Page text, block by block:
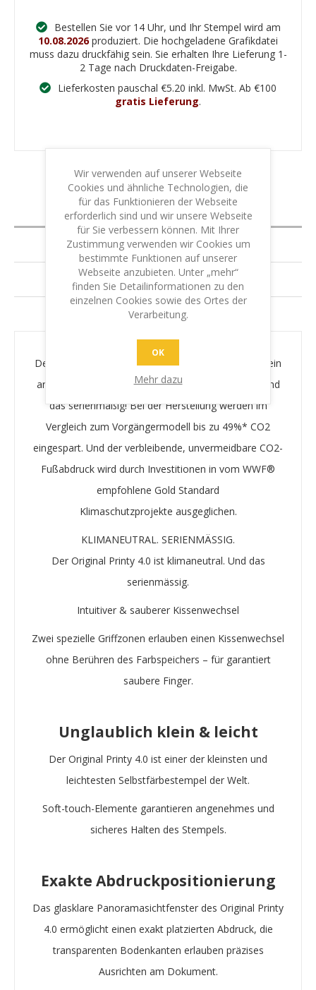
Bestellen Sie vor 14 Uhr, und Ihr Stempel wird am
10.08.2026produziert. Die hochgeladene Grafikdatei
muss dazu druckfähig sein. Sie erhalten Ihre Lieferung 1-
2 Tage nach Druckdaten-Freigabe.
Lieferkosten pauschal €5.20 inkl. MwSt. Ab €100
gratis Lieferung.
BESCHREIBUNG
SPEZIFIZIERUNG
GARANTIE & LEISTUNG
IHR SCHUTZ - IHRE SICHERHEIT
Der Original Printy 4.0 beeindruckt nicht nur durch sein
ansprechendes Design – er ist auch
, und
das serienmäßig! Bei der Herstellung werden im
Vergleich zum Vorgängermodell bis zu 49%* CO2
eingespart. Und der verbleibende, unvermeidbare CO2-
Fußabdruck wird durch Investitionen in vom WWF®
empfohlene Gold Standard
Klimaschutzprojekte ausgeglichen.
KLIMANEUTRAL. SERIENMÄSSIG.
Der Original Printy 4.0 ist klimaneutral. Und das
serienmässig.
Intuitiver & sauberer Kissenwechsel
Zwei spezielle Griffzonen erlauben einen Kissenwechsel
ohne Berühren des Farbspeichers – für garantiert
saubere Finger.
Unglaublich klein & leicht
Der Original Printy 4.0 ist einer der kleinsten und
leichtesten Selbstfärbestempel der Welt.
Soft-touch-Elemente garantieren angenehmes und
sicheres Halten des Stempels.
Exakte Abdruckpositionierung
Das glasklare Panoramasichtfenster des Original Printy
4.0 ermöglicht einen exakt platzierten Abdruck, die
transparenten Bodenkanten erlauben präzises
Ausrichten am Dokument.
Wir verwenden auf unserer Webseite
Cookies und ähnliche Technologien, die
für das Funktionieren der Webseite
erforderlich sind und wir unsere Webseite
für Sie verbessern können. Mit Ihrer
Zustimmung verwenden wir Cookies um
bestimmte Funktionen auf unserer
Webseite anzubieten. Unter „mehr“
finden Sie Detailinformationen zu den
einzelnen Cookies sowie des Ortes der
Verarbeitung.
OK
Mehr dazu